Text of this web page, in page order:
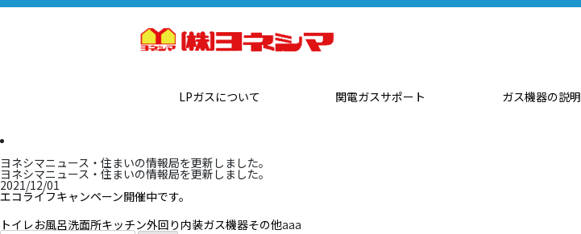
LPガスについて 関電ガスサポート ガス機器の説明
ヨネシマニュース・住まいの情報局を更新しました。
ヨネシマニュース・住まいの情報局を更新しました。
2021/12/01
投
ナ
エコライフキャンペーン開催中です。
トイレお風呂洗面所キッチン外回り 内装ガス機器その他aaa